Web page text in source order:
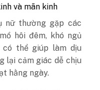
và mãn kinh
nữ thường gặp các
hôi đêm, khó ngủ
có thể giúp làm dịu
lại cảm giác dễ chịu
hằng ngày.